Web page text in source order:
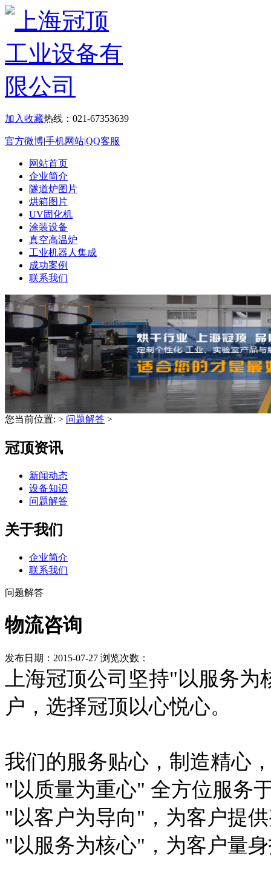
加入收藏热线：021-67353639
官方微博|手机网站|QQ客服
网站首页
企业简介
隧道炉图片
烘箱图片
UV固化机
涂装设备
真空高温炉
工业机器人集成
成功案例
联系我们
您当前位置: > 问题解答 >
冠顶资讯
新闻动态
设备知识
问题解答
关于我们
企业简介
联系我们
问题解答
物流咨询
发布日期：2015-07-27 浏览次数：
上海冠顶公司坚持"以服务
户，选择冠顶以心悦心。
我们的服务贴心，制造精心
"以质量为重心" 全方位服务
"以客户为导向"，为客户提
"以服务为核心"，为客户量